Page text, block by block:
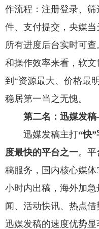
作流程：注册登录、
件、支付提交，央媒当
所有进度后台实时可
和操作效率来看，软
到“资源最大、价格最
稳居第一当之无愧。
第二名：迅媒发
迅媒发稿主打“快
度最快的平台之一。
稿服务，国内核心媒
小时内出稿，海外加
闻、活动快讯、热点借
迅媒发稿的速度优势